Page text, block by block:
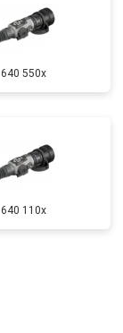
640 550x
640 110x